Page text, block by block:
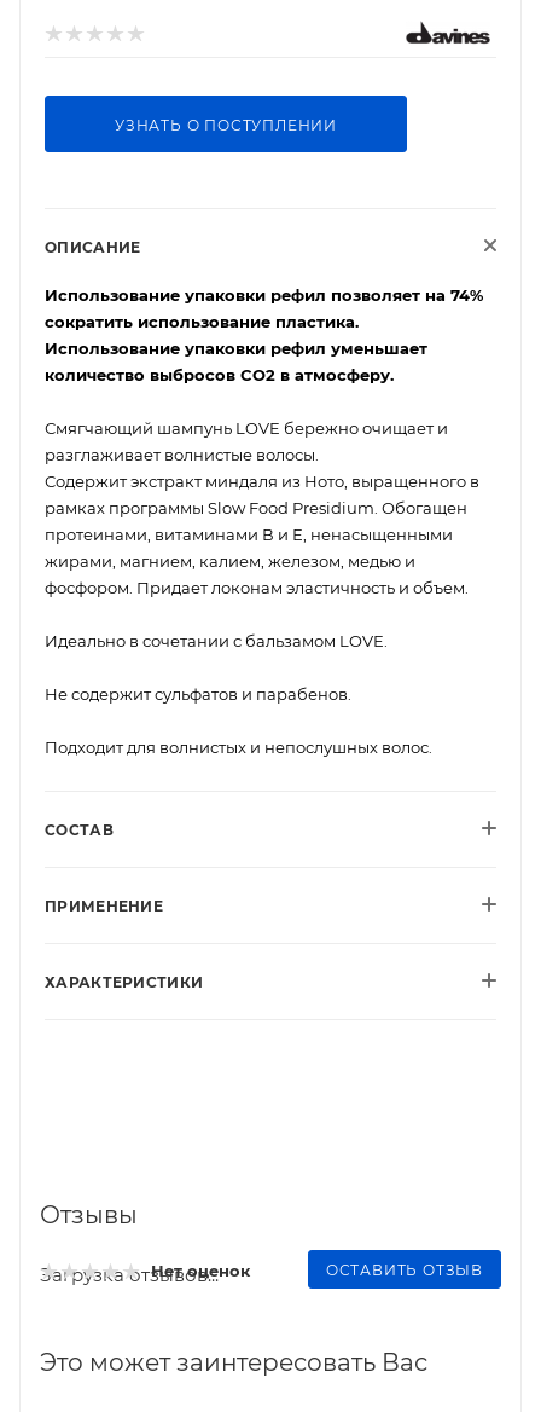
УЗНАТЬ О ПОСТУПЛЕНИИ
ОПИСАНИЕ
Использование упаковки рефил позволяет на 74%
сократить использование пластика.
Использование упаковки рефил уменьшает
количество выбросов CO2 в атмосферу.
Смягчающий шампунь LOVE бережно очищает и
разглаживает волнистые волосы.
Содержит экстракт миндаля из Ното, выращенного в
рамках программы Slow Food Presidium. Обогащен
протеинами, витаминами В и Е, ненасыщенными
жирами, магнием, калием, железом, медью и
фосфором. Придает локонам эластичность и объем.
Идеально в сочетании с бальзамом LOVE.
Не содержит сульфатов и парабенов.
Подходит для волнистых и непослушных волос.
СОСТАВ
ПРИМЕНЕНИЕ
ХАРАКТЕРИСТИКИ
Отзывы
Нет оценок ОСТАВИТЬ ОТЗЫВ
Загрузка отзывов...
Это может заинтересовать Вас